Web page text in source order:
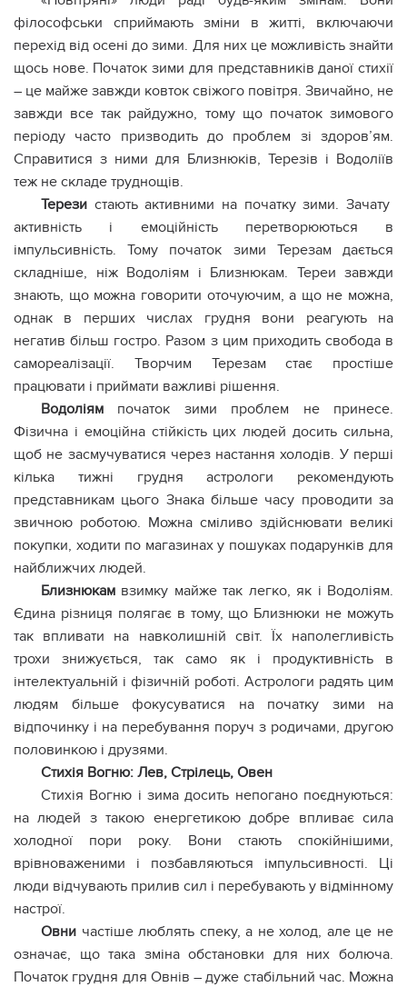
філософськи сприймають зміни в житті, включаючи
перехід від осені до зими. Для них це можливість знайти
щось нове. Початок зими для представників даної стихії
– це майже завжди ковток свіжого повітря. Звичайно, не
завжди все так райдужно, тому що початок зимового
періоду часто призводить до проблем зі здоров’ям.
Справитися з ними для Близнюків, Терезів і Водоліїв
теж не складе труднощів.
Терези стають активними на початку зими. Зачату
активність і емоційність перетворюються в
імпульсивність. Тому початок зими Терезам дається
складніше, ніж Водоліям і Близнюкам. Тереи завжди
знають, що можна говорити оточуючим, а що не можна,
однак в перших числах грудня вони реагують на
негатив більш гостро. Разом з цим приходить свобода в
самореалізації. Творчим Терезам стає простіше
працювати і приймати важливі рішення.
Водоліям початок зими проблем не принесе.
Фізична і емоційна стійкість цих людей досить сильна,
щоб не засмучуватися через настання холодів. У перші
кілька тижні грудня астрологи рекомендують
представникам цього Знака більше часу проводити за
звичною роботою. Можна сміливо здійснювати великі
покупки, ходити по магазинах у пошуках подарунків для
найближчих людей.
Близнюкам взимку майже так легко, як і Водоліям.
Єдина різниця полягає в тому, що Близнюки не можуть
так впливати на навколишній світ. Їх наполегливість
трохи знижується, так само як і продуктивність в
інтелектуальній і фізичній роботі. Астрологи радять цим
людям більше фокусуватися на початку зими на
відпочинку і на перебування поруч з родичами, другою
половинкою і друзями.
Стихія Вогню: Лев, Стрілець, Овен
Стихія Вогню і зима досить непогано поєднуються:
на людей з такою енергетикою добре впливає сила
холодної пори року. Вони стають спокійнішими,
врівноваженими і позбавляються імпульсивності. Ці
люди відчувають прилив сил і перебувають у відмінному
настрої.
Овни частіше люблять спеку, а не холод, але це не
означає, що така зміна обстановки для них болюча.
Початок грудня для Овнів – дуже стабільний час. Можна